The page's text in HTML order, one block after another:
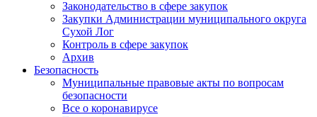
Законодательство в сфере закупок
Закупки Администрации муниципального округа
Сухой Лог
Контроль в сфере закупок
Архив
Безопасность
Муниципальные правовые акты по вопросам
безопасности
Все о коронавирусе